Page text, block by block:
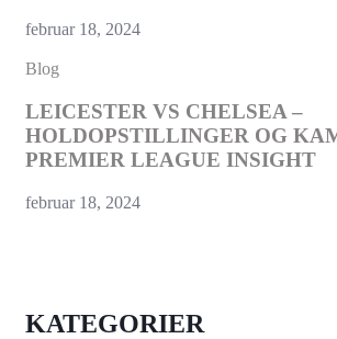
februar 18, 2024
Blog
LEICESTER VS CHELSEA –
HOLDOPSTILLINGER OG
PREMIER LEAGUE INSIGHT
februar 18, 2024
KATEGORIER